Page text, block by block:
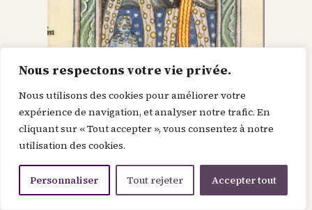
Nous respectons votre vie privée.
Nous utilisons des cookies pour améliorer votre
expérience de navigation, et analyser notre trafic. En
cliquant sur « Tout accepter », vous consentez à notre
utilisation des cookies.
Personnaliser Tout rejeter Accepter tout
Dieu dans le Christ,
recherche l’homme et
le renouvelle